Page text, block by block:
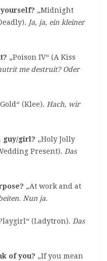
„Midnight
Ja, ja, ein kleiner
„Poison IV“ (A Kiss
me destruit? Oder
(Klee). Hach, wir
guy/girl? „Holy Jolly
Present). Das
„At work and at
Nun ja.
(Ladytron). Das
of you? „If you mean